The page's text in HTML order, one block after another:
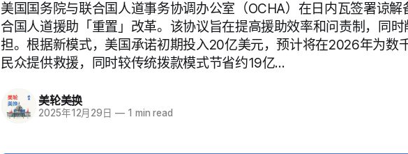
美国国务院与联合国人道事务协调办公室（OCHA）在日内瓦签署谅解
合国人道援助「重置」改革。该协议旨在提高援助效率和问责制，同
担。根据新模式，美国承诺初期投入20亿美元，预计将在2026年为数
民众提供救援，同时较传统拨款模式节省约19亿…
美轮美换
2025年12月29日 —1 min read